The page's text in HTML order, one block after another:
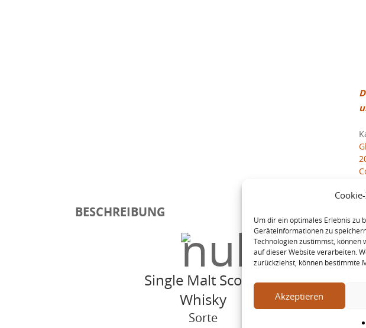
Um dir ein optimales Erlebnis zu
Geräteinformationen zu
Technologien zustimmst, können
auf dieser Website verarbeiten.
zurückziehst, können bestimmte
Akzeptieren
BESCHREIBUNG
Single Malt Scotch
Whisky
Sorte